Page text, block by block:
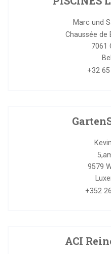
Marc und
Chaussée de
7061
+32
9579
+352
ACI